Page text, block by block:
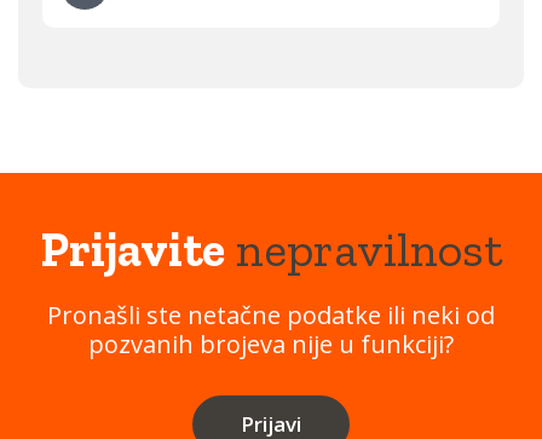
Prijavitenepravilnost
Pronašli ste netačne podatke ili neki od
pozvanih brojeva nije u funkciji?
Prijavi